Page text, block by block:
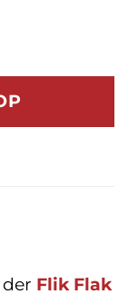
Flik Flak